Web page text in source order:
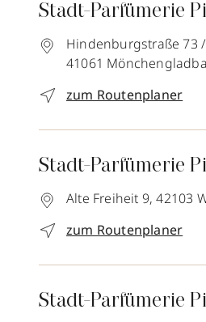
Stadt-Parfümerie
Hindenburgstraße 73
41061
zum Routenplaner
Stadt-Parfümerie
Alte Freiheit 9, 42103
zum Routenplaner
Stadt-Parfümerie